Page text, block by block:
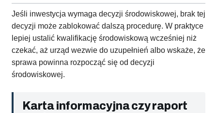
Jeśli inwestycja wymaga decyzji środowiskowej, brak tej
decyzji może zablokować dalszą procedurę. W praktyce
lepiej ustalić kwalifikację środowiskową wcześniej niż
czekać, aż urząd wezwie do uzupełnień albo wskaże, że
sprawa powinna rozpocząć się od decyzji
środowiskowej.
Karta informacyjna czy raport